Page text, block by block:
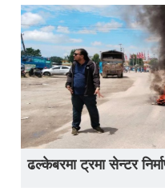
ढल्केबरमा ट्रमा सेन्टर